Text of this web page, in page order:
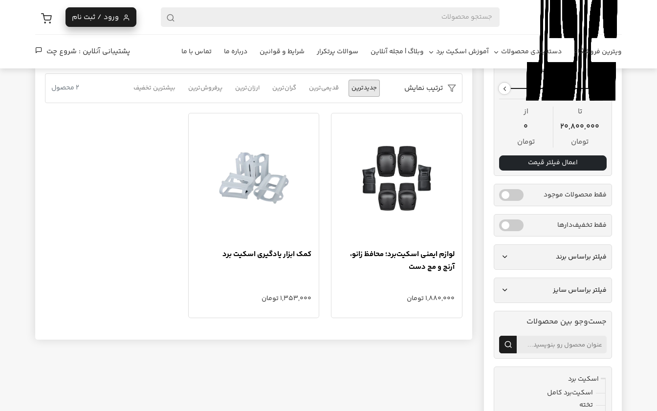
ورود / ثبت نام
ویترین فروشگاه دسته‌بندی محصولات آموزش اسکیت برد وبلاگ | مجله آنلاین سوالات پرتکرار شرایط و قوانین درباره ما تماس با ما پشتیبانی آنلاین : شروع چت
محدوده قیمت
تا
20,800,000
تومان
از
0
تومان
اعمال فیلتر قیمت
فقط محصولات موجود
فقط تخفیف‌دارها
فیلتر براساس برند
فیلتر براساس سایز
جست‌وجو بین محصولات
اسکیت برد
اسکیت‌برد کامل
تخته
فروشگاه دیزایر محصولات اسکیت برد لوازم جانبی
ترتیب نمایش جدیدترین قدیمی‌ترین گران‌ترین ارزان‌ترین پرفروش‌ترین بیشترین تخفیف 2 محصول
لوازم ایمنی اسکیت‌برد؛ محافظ زانو،
آرنج و مچ دست
1,880,000 تومان
کمک ابزار یادگیری اسکیت برد
1,353,000 تومان